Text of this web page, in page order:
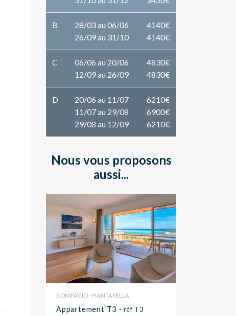
B
28/03 au 06/06
26/09 au 31/10
4140€
4140€
C
06/06 au 20/06
12/09 au 26/09
4830€
4830€
D
20/06 au 11/07
11/07 au 29/08
29/08 au 12/09
6210€
6900€
6210€
Nous vous proposons
aussi...
BONIFACIO - PIANTARELLA
Appartement T3 - réf T3